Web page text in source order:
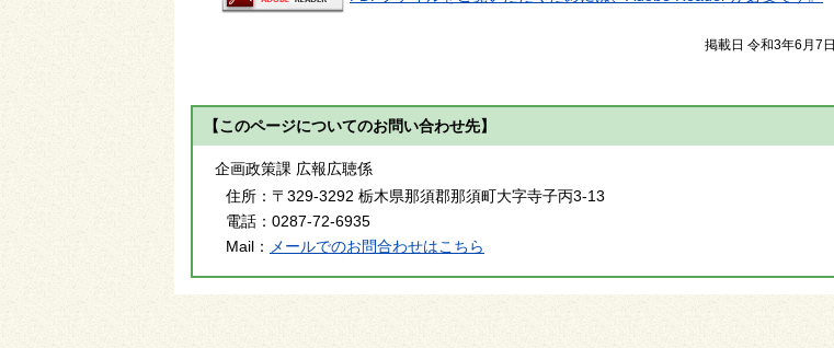
掲載日 令和3年6月7日
【このページについてのお問い合わせ先】
企画政策課 広報広聴係
住所： 〒329-3292 栃木県那須郡那須町大字寺子丙3-13
電話： 0287-72-6935
Mail：
メールでのお問合わせはこちら